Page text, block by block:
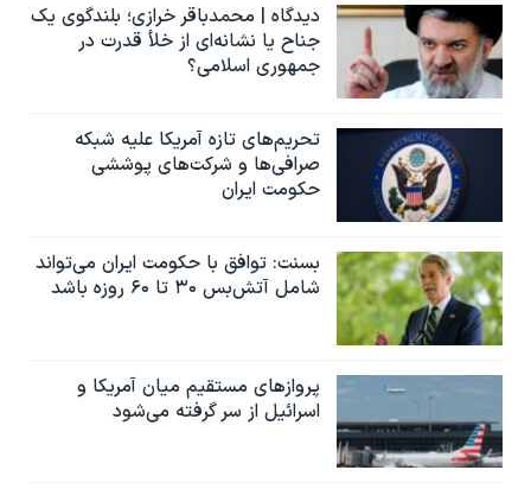
دیدگاه | محمدباقر خرازی؛ بلندگوی یک
جناح یا نشانه‌ای از خلأ قدرت در
جمهوری اسلامی؟
تحریم‌های تازه آمریکا علیه شبکه
صرافی‌ها و شرکت‌های پوششی
حکومت ایران
بسنت: توافق با حکومت ایران می‌تواند
شامل آتش‌بس ۳۰ تا ۶۰ روزه باشد
پروازهای مستقیم میان آمریکا و
اسرائیل از سر گرفته می‌شود